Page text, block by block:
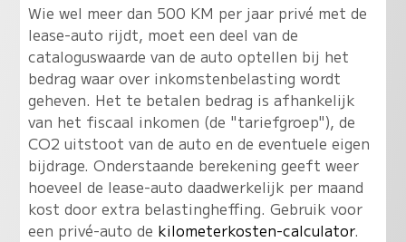
Wie wel meer dan 500 KM per jaar privé met de
lease-auto rijdt, moet een deel van de
cataloguswaarde van de auto optellen bij het
bedrag waar over inkomstenbelasting wordt
geheven. Het te betalen bedrag is afhankelijk
van het fiscaal inkomen (de "tariefgroep"), de
CO2 uitstoot van de auto en de eventuele eigen
bijdrage. Onderstaande berekening geeft weer
hoeveel de lease-auto daadwerkelijk per maand
kost door extra belastingheffing. Gebruik voor
een privé-auto de kilometerkosten-calculator.